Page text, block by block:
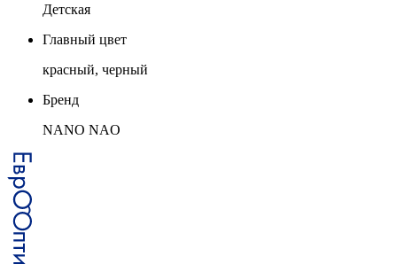
Детская
Главный цвет
красный, черный
Бренд
NANO NAO